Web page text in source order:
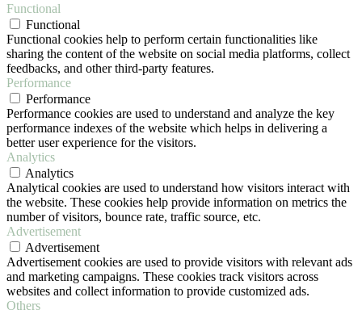
Functional
Functional
Functional cookies help to perform certain functionalities like
sharing the content of the website on social media platforms, collect
feedbacks, and other third-party features.
Performance
Performance
Performance cookies are used to understand and analyze the key
performance indexes of the website which helps in delivering a
better user experience for the visitors.
Analytics
Analytics
Analytical cookies are used to understand how visitors interact with
the website. These cookies help provide information on metrics the
number of visitors, bounce rate, traffic source, etc.
Advertisement
Advertisement
Advertisement cookies are used to provide visitors with relevant ads
and marketing campaigns. These cookies track visitors across
websites and collect information to provide customized ads.
Others